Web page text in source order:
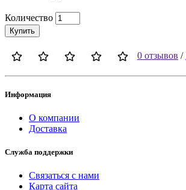
Количество
Купить
0 отзывов /
Информация
О компании
Доставка
Служба поддержки
Связаться с нами
Карта сайта